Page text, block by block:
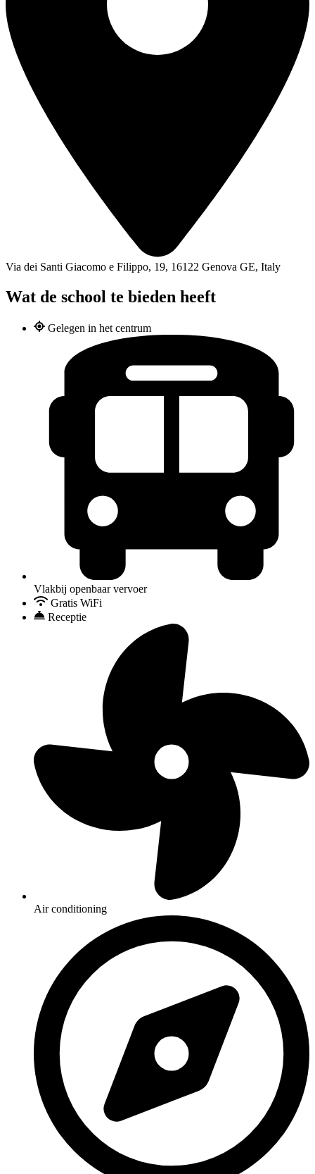
Via dei Santi Giacomo e Filippo, 19, 16122 Genova GE, Italy
Wat de school te bieden heeft
Gelegen in het centrum
Vlakbij openbaar vervoer
Gratis WiFi
Receptie
Air conditioning